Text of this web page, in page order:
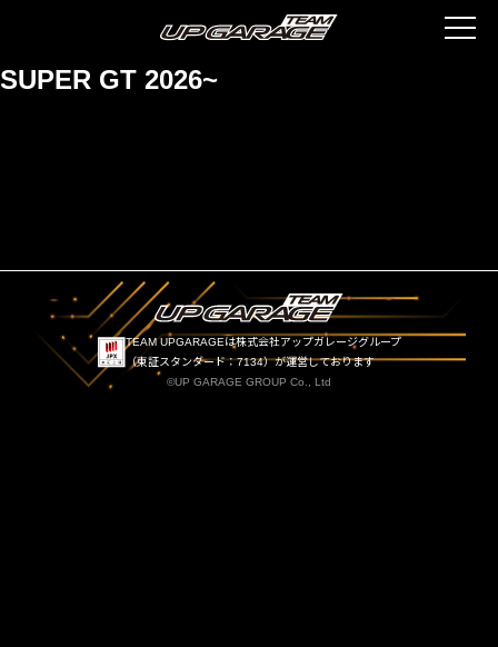
SUPER GT 2026~
TEAM UPGARAGEは株式会社アップガレージグループ
（東証スタンダード：7134）が運営しております
©UP GARAGE GROUP Co., Ltd